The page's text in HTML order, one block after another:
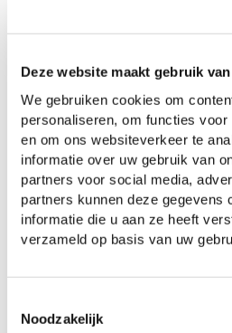
Deze website maakt gebruik
We gebruiken cookies om
personaliseren, om functies
en om ons websiteverkeer te
informatie over uw gebruik van
partners voor social media,
partners kunnen deze gegevens
informatie die u aan ze heeft
verzameld op basis van uw
Noodzakelijk
harte welkom bijbso
Cuijk. Er is dan een
vakantieprogramma
activiteiten,
waardoor kinderen
vakantie beleven.
een boekje met uitleg
Extra service: warme